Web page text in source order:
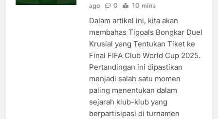
ago
0 10 mins
Dalam artikel ini, kita akan
membahas Tigoals Bongkar Duel
Krusial yang Tentukan Tiket ke
Final FIFA Club World Cup 2025.
Pertandingan ini dipastikan
menjadi salah satu momen
paling menentukan dalam
sejarah klub-klub yang
berpartisipasi di turnamen